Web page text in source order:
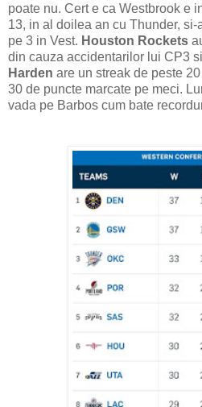
poate nu. Cert e ca Westbrook e
13, in al doilea an cu Thunder,
pe 3 in Vest. Houston Rockets
din cauza accidentarilor lui CP3
Harden are un streak de peste
30 de puncte marcate pe meci.
vada pe Barbos cum bate